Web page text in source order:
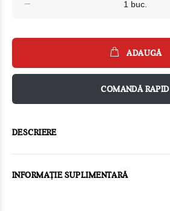
ADAUGĂ
COMANDĂ RAPID
DESCRIERE
INFORMAȚIE SUPLIMENTARĂ